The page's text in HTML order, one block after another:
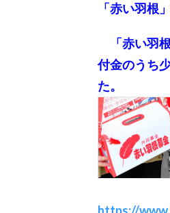
「赤い羽
「赤い羽
付金のうち
た。